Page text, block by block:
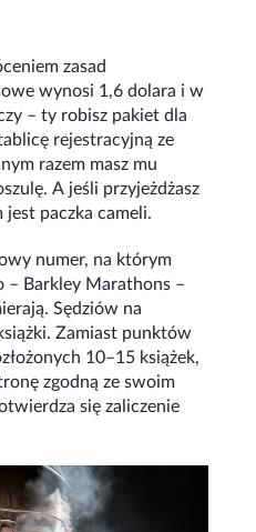
zasad
wynosi 1,6 dolara i w
– ty robisz pakiet dla
rejestracyjną ze
razem masz mu
A jeśli przyjeżdżasz
paczka cameli.
numer, na którym
– Barkley Marathons –
Sędziów na
Zamiast punktów
10–15 książek,
zgodną ze swoim
się zaliczenie